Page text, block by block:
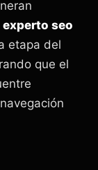
experto seo
etapa del
que el